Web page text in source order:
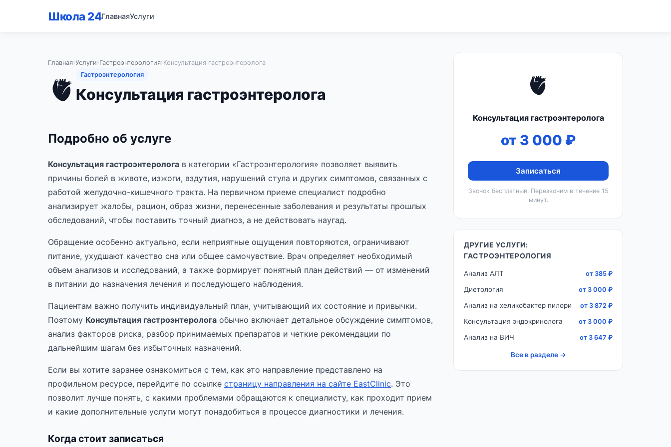
Школа 24ГлавнаяУслуги
Главная›Услуги›Гастроэнтерология›Консультация гастроэнтеролога
🫀 Гастроэнтерология
Консультация гастроэнтеролога
Подробно об услуге
Консультация гастроэнтеролога в категории «Гастроэнтерология» позволяет выявить
причины болей в животе, изжоги, вздутия, нарушений стула и других симптомов, связанных с
работой желудочно-кишечного тракта. На первичном приеме специалист подробно
анализирует жалобы, рацион, образ жизни, перенесенные заболевания и результаты прошлых
обследований, чтобы поставить точный диагноз, а не действовать наугад.
Обращение особенно актуально, если неприятные ощущения повторяются, ограничивают
питание, ухудшают качество сна или общее самочувствие. Врач определяет необходимый
объем анализов и исследований, а также формирует понятный план действий — от изменений
в питании до назначения лечения и последующего наблюдения.
Пациентам важно получить индивидуальный план, учитывающий их состояние и привычки.
Поэтому Консультация гастроэнтеролога обычно включает детальное обсуждение симптомов,
анализ факторов риска, разбор принимаемых препаратов и четкие рекомендации по
дальнейшим шагам без избыточных назначений.
Если вы хотите заранее ознакомиться с тем, как это направление представлено на
профильном ресурсе, перейдите по ссылке страницу направления на сайте EastClinic. Это
позволит лучше понять, с какими проблемами обращаются к специалисту, как проходит прием
и какие дополнительные услуги могут понадобиться в процессе диагностики и лечения.
Когда стоит записаться
🫀
Консультация гастроэнтеролога
от 3 000 ₽
Записаться
Звонок бесплатный. Перезвоним в течение 15
минут.
ДРУГИЕ УСЛУГИ:
ГАСТРОЭНТЕРОЛОГИЯ
Анализ АЛТ от 385 ₽
Диетология от 3 000 ₽
Анализ на хеликобактер пилори от 3 872 ₽
Консультация эндокринолога от 3 000 ₽
Анализ на ВИЧ от 3 647 ₽
Все в разделе →